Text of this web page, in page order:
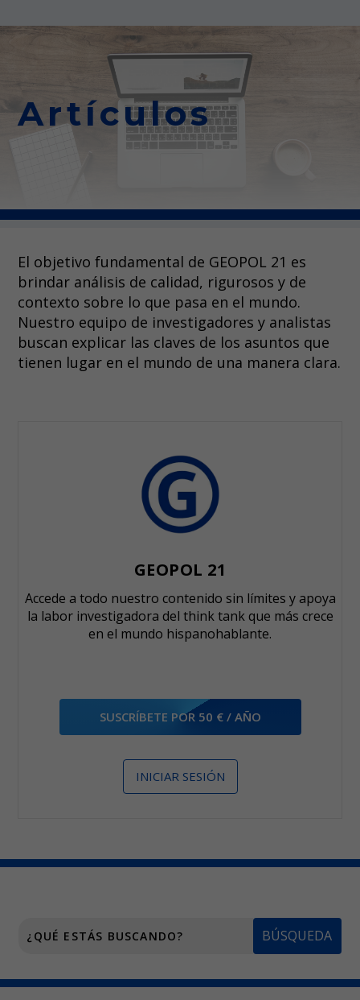
Artículos
El objetivo fundamental de GEOPOL 21 es
brindar análisis de calidad, rigurosos y de
contexto sobre lo que pasa en el mundo.
Nuestro equipo de investigadores y analistas
buscan explicar las claves de los asuntos que
tienen lugar en el mundo de una manera clara.
GEOPOL 21
Accede a todo nuestro contenido sin límites y apoya
la labor investigadora del think tank que más crece
en el mundo hispanohablante.
SUSCRÍBETE POR 50 € / AÑO
INICIAR SESIÓN